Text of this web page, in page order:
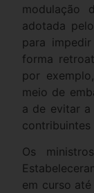
modulação
adotada
para
forma
por
meio de
a de evitar
contribuintes
Os
em curso